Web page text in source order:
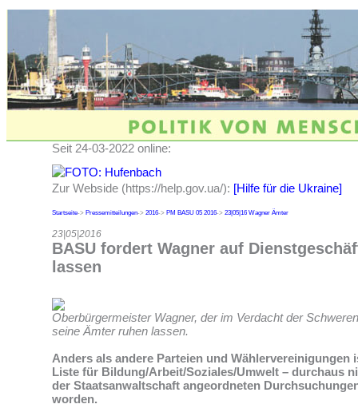
Seit 24-03-2022 online:
Zur Webside (https://help.gov.ua/): [Hilfe für die Ukraine]
Startseite-> Pressemitteilungen-> 2016-> PM BASU 05 2016-> 23|05|16 Wagner Ämter
23|05|2016
BASU fordert Wagner auf
lassen
Oberbürgermeister Wagner, der im Verdacht der
seine Ämter ruhen lassen.
Anders als andere Parteien und Wählervereinigungen
Liste für Bildung/Arbeit/Soziales/Umwelt – durchaus
der Staatsanwaltschaft angeordneten
worden.